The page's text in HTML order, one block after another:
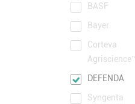
BASF
Bayer
Corteva
Agriscience™
DEFENDA
Syngenta